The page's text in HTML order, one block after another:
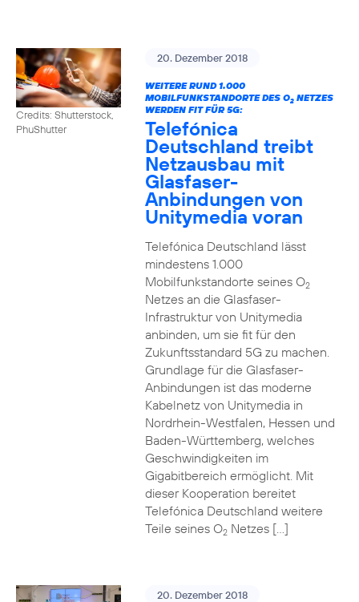
Credits: Shutterstock,
PhuShutter
20. Dezember 2018
WEITERE RUND 1.000
MOBILFUNKSTANDORTE DES O2NETZES
WERDEN FIT FÜR 5G:
Telefónica
Deutschland treibt
Netzausbau mit
Glasfaser-
Anbindungen von
Unitymedia voran
Telefónica Deutschland lässt
mindestens 1.000
Mobilfunkstandorte seines O2
Netzes an die Glasfaser-
Infrastruktur von Unitymedia
anbinden, um sie fit für den
Zukunftsstandard 5G zu machen.
Grundlage für die Glasfaser-
Anbindungen ist das moderne
Kabelnetz von Unitymedia in
Nordrhein-Westfalen, Hessen und
Baden-Württemberg, welches
Geschwindigkeiten im
Gigabitbereich ermöglicht. Mit
dieser Kooperation bereitet
Telefónica Deutschland weitere
Teile seines O2Netzes […]
20. Dezember 2018